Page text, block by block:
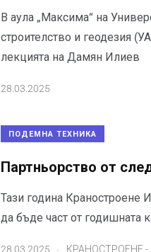
В аула „Максима“ на
строителство и геодезия
лекцията на Дамян Илиев
28.03.2025
ПОДЕМНА ТЕХНИКА
Партньорство от
Тази година Краностроене
да бъде част от годишната
28.03.2025 КРАНОСТРОЕНЕ